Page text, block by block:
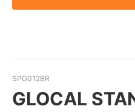
SPG012BR
GLOCAL